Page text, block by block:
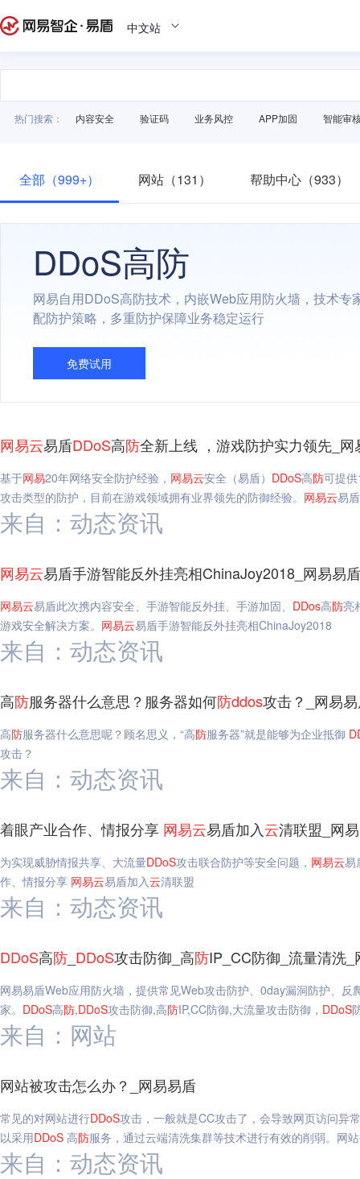
中文站
热门搜索： 内容安全 验证码 业务风控 APP加固 智能审
全部（999+） 网站（131） 帮助中心（933）
DDoS高防
网易自用DDoS高防技术，内嵌Web应用防火墙，技术专
配防护策略，多重防护保障业务稳定运行
免费试用
网易云易盾DDoS高防全新上线 ，游戏防护实力领先_网
基于网易20年网络安全防护经验， 网易云安全（易盾） DDoS高防可提
攻击类型的防护，目前在游戏领域拥有业界领先的防御经验。 网易云易盾
来自：动态资讯
网易云易盾手游智能反外挂亮相ChinaJoy2018_网易易盾
网易云易盾此次携内容安全、手游智能反外挂、手游加固、 DDos高防亮
游戏安全解决方案。 网易云易盾手游智能反外挂亮相ChinaJoy2018
来自：动态资讯
高防服务器什么意思？服务器如何防ddos攻击？_网易
高防服务器什么意思呢？顾名思义，“高防服务器”就是能够为企业抵御
攻击？
来自：动态资讯
着眼产业合作、情报分享 网易云易盾加入云清联盟_网
为实现威胁情报共享、大流量DDoS攻击联合防护等安全问题， 网易云易
作、情报分享 网易云易盾加入云清联盟
来自：动态资讯
DDoS高防 DDoS攻击防御_高防IP_CC防御_流量清洗_
网易易盾Web应用防火墙，提供常见Web攻击防护、0day漏洞防护、
家。 DDoS高防,DDoS攻击防御,高防IP,CC防御,大流量攻击防御， DDoS
来自：网站
网站被攻击怎么办？_网易易盾
常见的对网站进行DDoS攻击，一般就是CC攻击了，会导致网页访问异
以采用DDoS 高防服务，通过云端清洗集群等技术进行有效的削弱。网
来自：动态资讯